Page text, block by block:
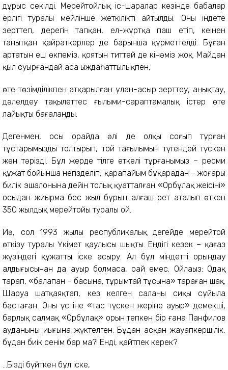
дұрыс секілді. Мерейтойлық іс-шаралар кезінде бабалар
ерлігі туралы мейлінше жеткілікті айтылды. Оны індете
зерттеп, дерегін тапқан, ел-жұртқа паш етіп, кеңінен
танытқан қайраткерлер де барынша құрметтелді. Бұған
артатын еш өкпеміз, қоятын титтей де кінәміз жоқ. Майдан
қыл суырғандай аса ыждаһаттылықпен,
өте төзімділікпен атқарылған ұлан-асыр зерттеу, анықтау,
дәлелдеу тақылеттес ғылыми-сараптамалық істер өте
лайықты бағаланды.
Дегенмен, осы орайда әлі де олқы соғып тұрған
тұстарымызды толтырып, той тағылымын түгендей түскен
жөн тәрізді. Бұл жерде тілге еткелі тұрғанымыз – ресми
құжат бойынша негізделіп, қарапайым бұқарадан – жоғары
билік эшалонына дейін толық қуатталған «Орбұлақ жеңісінің»
осыдан жиырма бес жыл бұрын алғаш рет аталып өткен
350 жылдық мерейтойы туралы ой.
Иә, сол 1993 жылы республикалық деңгейде мерейтой
өткізу туралы Үкімет қаулысы шықты. Ендігі кезек – қағаз
жүзіндегі құжатты іске асыру. Ал бұл міндетті орындау
алдыңғысынан да ауыр болмаса, оңай емес. Ойлаңыз: Одақ
тарап, «балапан – басына, тұрымтай тұсына» тараған шақ.
Шаруа шатқаяқтап, кез келген саланың сиқы сұйыла
бастаған. Оның үстіне «тас түскен жеріне ауыр» демекші,
барлық салмақ «Орбұлақ» орын тепкен бір ғана Панфилов
ауданының иығына жүктелген. Бұдан асқан жауапкершілік,
бұдан биік сенім бар ма?! Енді, қайтпек керек?
...Біздің бүйткен бұл іске,